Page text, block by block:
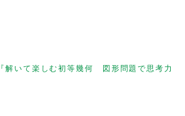
『解いて楽しむ初等幾何 図形問題で思考力